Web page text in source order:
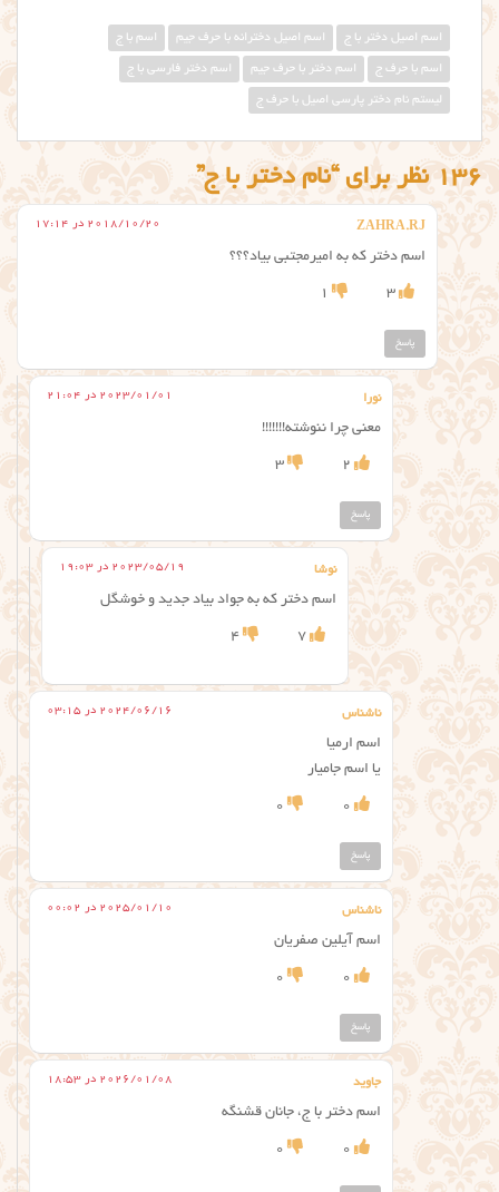
اسم اصیل دختر با ج اسم اصیل دخترانه با حرف جیم اسم با ج
اسم با حرف ج اسم دختر با حرف جیم اسم دختر فارسی با ج
لیستم نام دختر پارسی اصیل با حرف ج
136 نظر برای “نام دختر با ج”
ZAHRA.RJ 2018/10/20 در 17:14
اسم دختر که به امیرمجتبی بیاد؟؟؟
3
1
پاسخ
نورا 2023/01/01 در 21:04
معنی چرا ننوشته!!!!!!!
2
3
پاسخ
نوشا 2023/05/19 در 19:03
اسم دختر که به جواد بیاد جدید و خوشگل
7
4
ناشناس 2024/06/16 در 03:15
اسم ارمیا
یا اسم جامیار
0
0
پاسخ
ناشناس 2025/01/10 در 00:02
اسم آیلین صفریان
0
0
پاسخ
جاوید 2026/01/08 در 18:53
اسم دختر با ج، جانان قشنگه
0
0